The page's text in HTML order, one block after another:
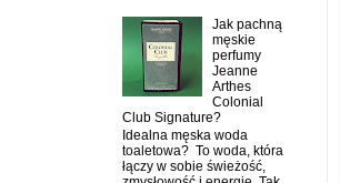
Jak pachną
męskie
perfumy
Jeanne
Arthes
Colonial
Club Signature?
Idealna męska woda
toaletowa? To woda, która
łączy w sobie świeżość,